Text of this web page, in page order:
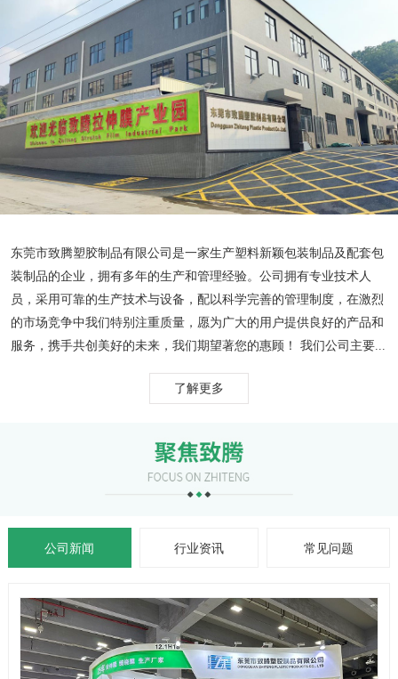
东莞市致腾塑胶制品有限公司是一家生产塑料新颖包装制品及配套包
装制品的企业，拥有多年的生产和管理经验。公司拥有专业技术人
员，采用可靠的生产技术与设备，配以科学完善的管理制度，在激烈
的市场竞争中我们特别注重质量，愿为广大的用户提供良好的产品和
服务，携手共创美好的未来，我们期望著您的惠顾！ 我们公司主要...
了解更多
公司新闻 行业资讯 常见问题